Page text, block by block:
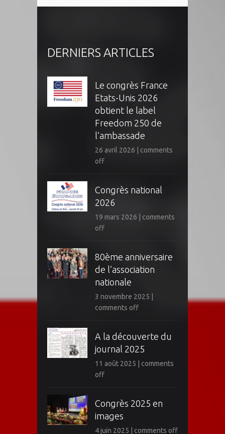
DERNIERS ARTICLES
Le congrès France
Etats-Unis 2026
obtient le label
Freedom 250 de
l’ambassade
26 avril 2026
comments
off
Congrès national
2026
19 mars 2026
comments
off
80ème anniversaire
de l’association
nationale
3 novembre 2025
comments off
A la découverte du
journal 2025
11 août 2025
comments
off
Congrès 2025 en
images
4 juin 2025 comments off